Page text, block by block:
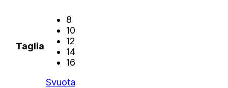
Taglia
8
10
12
14
16
Svuota